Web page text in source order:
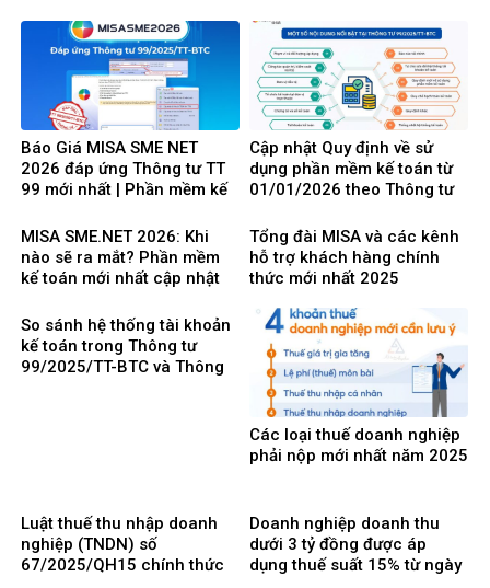
Báo Giá MISA SME NET
2026 đáp ứng Thông tư TT
99 mới nhất | Phần mềm kế
Cập nhật Quy định về sử
dụng phần mềm kế toán từ
01/01/2026 theo Thông tư
MISA SME.NET 2026: Khi
nào sẽ ra mắt? Phần mềm
kế toán mới nhất cập nhật
Tổng đài MISA và các kênh
hỗ trợ khách hàng chính
thức mới nhất 2025
So sánh hệ thống tài khoản
kế toán trong Thông tư
99/2025/TT-BTC và Thông
Các loại thuế doanh nghiệp
phải nộp mới nhất năm 2025
Luật thuế thu nhập doanh
nghiệp (TNDN) số
67/2025/QH15 chính thức
Doanh nghiệp doanh thu
dưới 3 tỷ đồng được áp
dụng thuế suất 15% từ ngày